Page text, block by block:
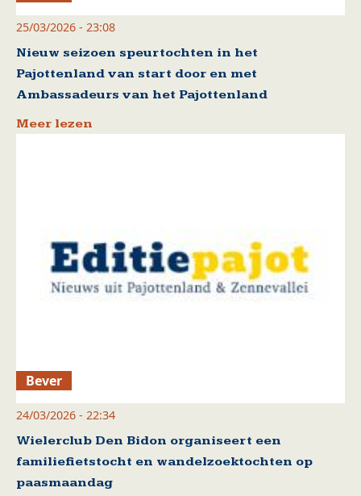
25/03/2026 - 23:08
Nieuw seizoen speurtochten in het
Pajottenland van start door en met
Ambassadeurs van het Pajottenland
Meer lezen
Bever
24/03/2026 - 22:34
Wielerclub Den Bidon organiseert een
familiefietstocht en wandelzoektochten op
paasmaandag